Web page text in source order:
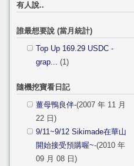
有人說..
誰最想要說 (當月統計)
Top Up 169.29 USDC -
grap... (1)
隨機挖寶看日記
薑母鴨良伴-(2007 年 11 月
22 日)
9/11~9/12 Sikimade在華山
開始接受預購喔~-(2010 年
09 月 08 日)